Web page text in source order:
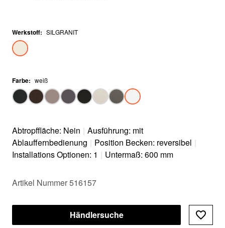
Werkstoff: SILGRANIT
Farbe: weiß
Abtropffläche: Nein | Ausführung: mit
Ablauffernbedienung | Position Becken: reversibel |
Installations Optionen: 1 | Untermaß: 600 mm
Artikel Nummer 516157
Händlersuche